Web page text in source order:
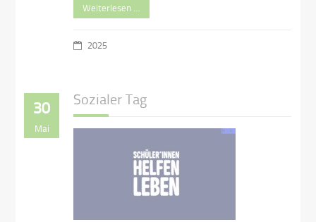
Weiterlesen …
2025
30
Mai
Sozialer Tag